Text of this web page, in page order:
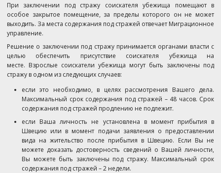
При заключении под стражу соискателя убежища помещают в
особое закрытое помещение, за пределы которого он не может
выходить. За места содержания под стражей отвечает Миграционное
управление.
Решение о заключении под стражу принимается органами власти с
целью обеспечить присутствие соискателя убежища на
месте. Взрослые соискатели убежища могут быть заключены под
стражу в одном из следующих случаев:
если это необходимо, в целях рассмотрения Вашего дела.
Максимальный срок содержания под стражей – 48 часов. Срок
содержания под стражей продлению не подлежит.
если Ваша личность не установлена в момент прибытия в
Швецию или в момент подачи заявления о предоставлении
вида на жительство после прибытия в Швецию. Если Вы не
можете доказать достоверность сведений о Вашей личности,
Вы можете быть заключены под стражу. Максимальный срок
содержания под стражей – 2 недели.